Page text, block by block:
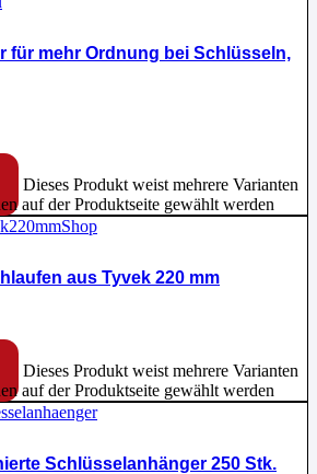
für mehr Ordnung bei Schlüsseln,
Dieses Produkt weist mehrere Varianten
auf der Produktseite gewählt werden
aus Tyvek 220 mm
Dieses Produkt weist mehrere Varianten
auf der Produktseite gewählt werden
Schlüsselanhänger 250 Stk.